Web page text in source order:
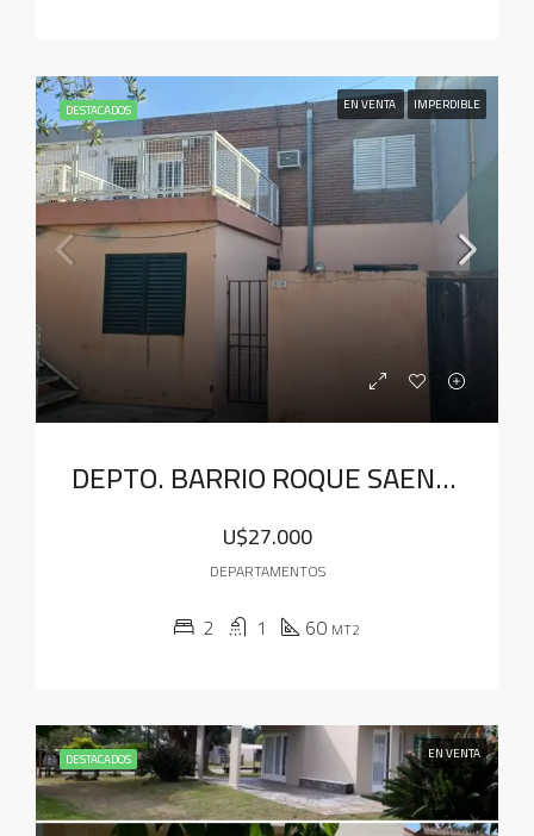
DESTACADOS EN VENTA IMPERDIBLE
DEPTO. BARRIO ROQUE SAENZ PEÑA
U$27.000
DEPARTAMENTOS
2 1 60 MT2
DESTACADOS EN VENTA